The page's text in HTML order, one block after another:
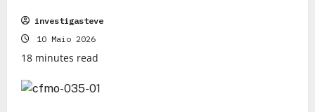
investigasteve
10 Maio 2026
18 minutes read